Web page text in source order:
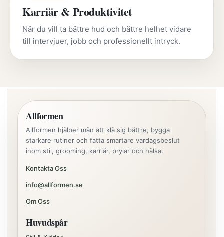
Karriär & Produktivitet
När du vill ta bättre hud och bättre helhet vidare
till intervjuer, jobb och professionellt intryck.
Allformen
Allformen hjälper män att klä sig bättre, bygga
starkare rutiner och fatta smartare vardagsbeslut
inom stil, grooming, karriär, prylar och hälsa.
Kontakta Oss
info@allformen.se
Om Oss
Huvudspår